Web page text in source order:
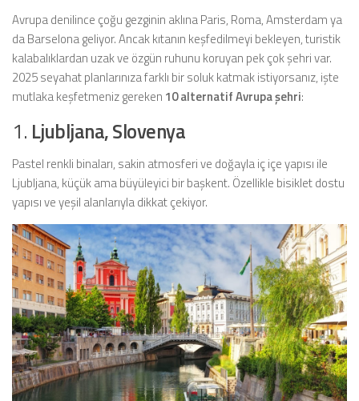
Avrupa denilince çoğu gezginin aklına Paris, Roma, Amsterdam ya
da Barselona geliyor. Ancak kıtanın keşfedilmeyi bekleyen, turistik
kalabalıklardan uzak ve özgün ruhunu koruyan pek çok şehri var.
2025 seyahat planlarınıza farklı bir soluk katmak istiyorsanız, işte
mutlaka keşfetmeniz gereken 10 alternatif Avrupa şehri:
1. Ljubljana, Slovenya
Pastel renkli binaları, sakin atmosferi ve doğayla iç içe yapısı ile
Ljubljana, küçük ama büyüleyici bir başkent. Özellikle bisiklet dostu
yapısı ve yeşil alanlarıyla dikkat çekiyor.